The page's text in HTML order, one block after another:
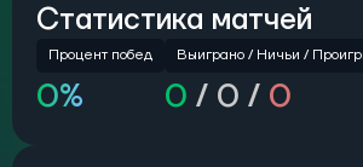
Статистика матчей
Процент побед
0%
Выиграно / Ничьи /
0 / 0 / 0